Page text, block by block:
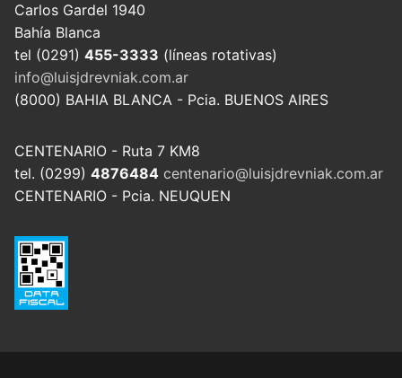
Carlos Gardel 1940
Bahía Blanca
tel (0291) 455-3333 (líneas rotativas)
info@luisjdrevniak.com.ar
(8000) BAHIA BLANCA - Pcia. BUENOS AIRES
CENTENARIO - Ruta 7 KM8
tel. (0299) 4876484 centenario@luisjdrevniak.com.ar
CENTENARIO - Pcia. NEUQUEN